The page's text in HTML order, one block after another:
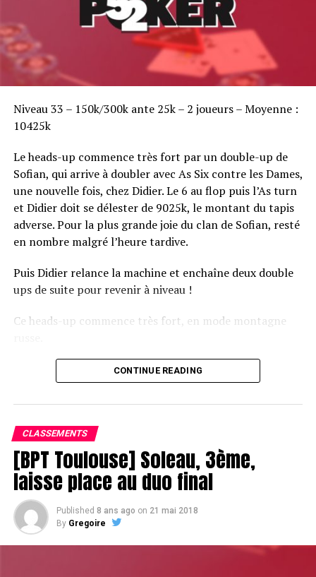
Niveau 33 – 150k/300k ante 25k – 2 joueurs – Moyenne :
10425k
Le heads-up commence très fort par un double-up de
Sofian, qui arrive à doubler avec As Six contre les Dames,
une nouvelle fois, chez Didier. Le 6 au flop puis l’As turn
et Didier doit se délester de 9025k, le montant du tapis
adverse. Pour la plus grande joie du clan de Sofian, resté
en nombre malgré l’heure tardive.
Puis Didier relance la machine et enchaîne deux double
ups de suite pour revenir à niveau !
Ce heads-up commence très fort, en mode montagne
Le champagne va réchauffer si les deux finalistes ne se décident pas !
CONTINUE READING
CLASSEMENTS
[BPT Toulouse] Soleau, 3ème,
laisse place au duo final
Published 8 ans ago on 21 mai 2018
By Gregoire